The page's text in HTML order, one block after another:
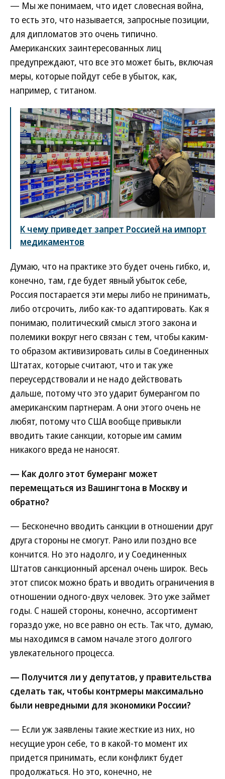
— Мы же понимаем, что идет словесная война,
то есть это, что называется, запросные позиции,
для дипломатов это очень типично.
Американских заинтересованных лиц
предупреждают, что все это может быть, включая
меры, которые пойдут себе в убыток, как,
например, с титаном.
К чему приведет запрет Россией на импорт
медикаментов
Думаю, что на практике это будет очень гибко, и,
конечно, там, где будет явный убыток себе,
Россия постарается эти меры либо не принимать,
либо отсрочить, либо как-то адаптировать. Как я
понимаю, политический смысл этого закона и
полемики вокруг него связан с тем, чтобы каким-
то образом активизировать силы в Соединенных
Штатах, которые считают, что и так уже
переусердствовали и не надо действовать
дальше, потому что это ударит бумерангом по
американским партнерам. А они этого очень не
любят, потому что США вообще привыкли
вводить такие санкции, которые им самим
никакого вреда не наносят.
— Как долго этот бумеранг может
перемещаться из Вашингтона в Москву и
обратно?
— Бесконечно вводить санкции в отношении друг
друга стороны не смогут. Рано или поздно все
кончится. Но это надолго, и у Соединенных
Штатов санкционный арсенал очень широк. Весь
этот список можно брать и вводить ограничения в
отношении одного-двух человек. Это уже займет
годы. С нашей стороны, конечно, ассортимент
гораздо уже, но все равно он есть. Так что, думаю,
мы находимся в самом начале этого долгого
увлекательного процесса.
— Получится ли у депутатов, у правительства
сделать так, чтобы контрмеры максимально
были невредными для экономики России?
— Если уж заявлены такие жесткие из них, но
несущие урон себе, то в какой-то момент их
придется принимать, если конфликт будет
продолжаться. Но это, конечно, не